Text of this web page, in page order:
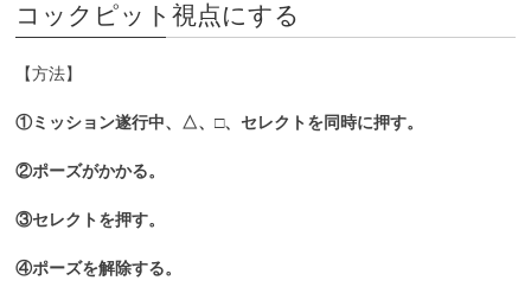
コックピット視点にする
【方法】
①ミッション遂行中、△、□、セレクトを同時に押す。
②ポーズがかかる。
③セレクトを押す。
④ポーズを解除する。